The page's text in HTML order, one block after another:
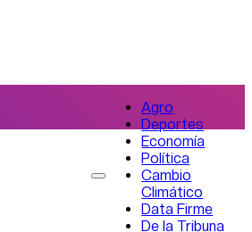
Agro
Deportes
Economía
Política
Cambio
Climático
Data Firme
De la Tribuna